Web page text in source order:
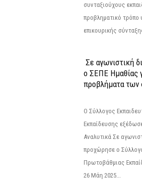
συνταξιούχους
προβληματικό τρόπο
επικουρικής
Σε αγωνιστική
ο ΣΕΠΕ Ημαθίας
προβλήματα των
Ο Σύλλογος
Εκπαίδευσης
Αναλυτικά Σε
προχώρησε ο
Πρωτοβάθμιας
26 Μάη 2025...